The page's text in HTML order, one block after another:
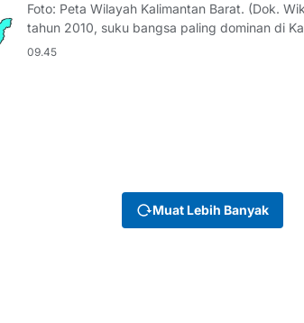
Foto: Peta Wilayah Kalimantan Barat. (Dok.
tahun 2010, suku bangsa paling dominan di
Melayu (3…
09.45
Muat Lebih Banyak